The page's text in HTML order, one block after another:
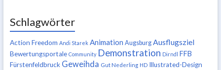
Schlagwörter
Action Freedom Andi Starek Animation Augsburg Ausflugsziel
Bewertungsportale Community Demonstration Dirndl FFB
Fürstenfeldbruck Geweihda Gut Nederling HD Illustrated-Design